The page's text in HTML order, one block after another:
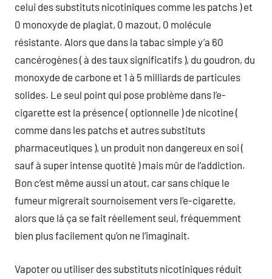
celui des substituts nicotiniques comme les patchs ) et
0 monoxyde de plagiat, 0 mazout, 0 molécule
résistante. Alors que dans la tabac simple y’a 60
cancérogènes ( à des taux significatifs ), du goudron, du
monoxyde de carbone et 1 à 5 milliards de particules
solides. Le seul point qui pose problème dans l’e-
cigarette est la présence ( optionnelle ) de nicotine (
comme dans les patchs et autres substituts
pharmaceutiques ), un produit non dangereux en soi (
sauf à super intense quotité ) mais mûr de l’addiction.
Bon c’est même aussi un atout, car sans chique le
fumeur migrerait sournoisement vers l’e-cigarette,
alors que là ça se fait réellement seul, fréquemment
bien plus facilement qu’on ne l’imaginait.
Vapoter ou utiliser des substituts nicotiniques réduit